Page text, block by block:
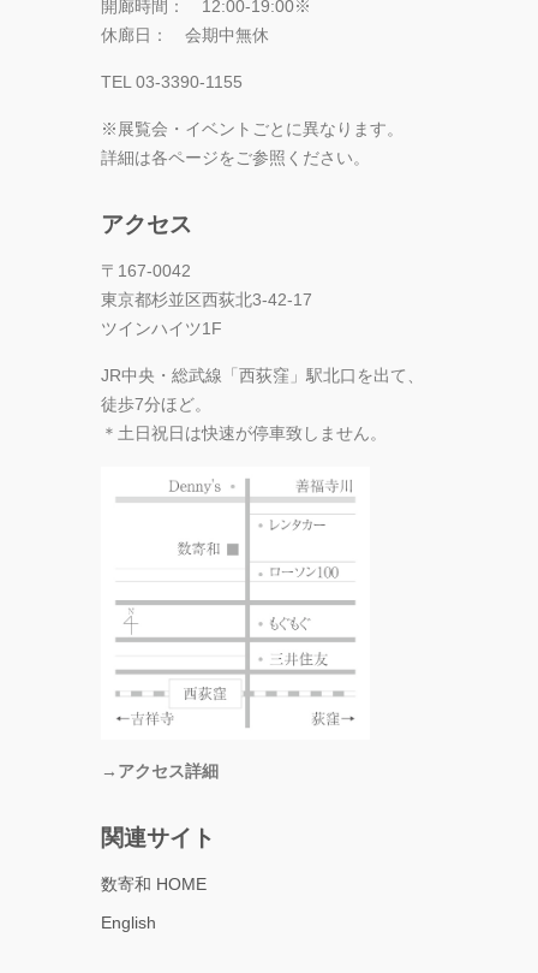
開廊時間： 12:00-19:00※
休廊日： 会期中無休
TEL 03-3390-1155
※展覧会・イベントごとに異なります。
詳細は各ページをご参照ください。
アクセス
〒167-0042
東京都杉並区西荻北3-42-17
ツインハイツ1F
JR中央・総武線「西荻窪」駅北口を出て、
徒歩7分ほど。
＊土日祝日は快速が停車致しません。
→アクセス詳細
関連サイト
数寄和 HOME
English